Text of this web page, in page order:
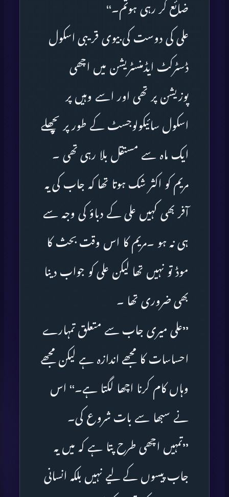
ضائع کر رہی ہوتم۔‘‘
علی کی دوست کی بیوی قریبی اسکول
ڈسٹرکٹ ایڈمنسٹریشن میں اچھی
پوزیشن پر تھی اور اسے وہیں پر
اسکول سائیکولوجسٹ کے طور پر پچھلے
ایک ماہ سے مستقل بلا رہی تھی ۔
مریم کو اکثر شک ہوتا تھا کہ جاب کی یہ
آفر بھی کہیں علی کے دباؤ کی وجہ سے
ہی نہ ہو ۔مریم کا اس وقت بحث کا
موڈ تو نہیں تھا لیکن علی کو جواب دینا
بھی ضروری تھا ۔
’’علی میری جاب سے متعلق تمہارے
احساسات کا مجھے اندازہ ہے لیکن مجھے
وہاں کام کرنا اچھا لگتا ہے۔‘‘ اس
نے سبھا سے بات شروع کی۔
’’تمہیں اچھی طرح پتا ہے کہ میں یہ
جاب پیسوں کے لیے نہیں بلکہ انسانی